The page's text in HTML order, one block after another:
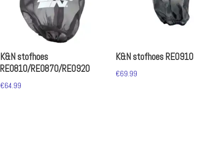
K&N stofhoes
RE0810/RE0870/RE0920
€64.99
K&N stofhoes RE0910
€69.99